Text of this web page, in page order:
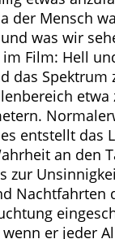
der Mensch
was wir
Film: Hell
das Spektrum
etwa
entstellt das
an den
zur
Nachtfahrten
er jeder